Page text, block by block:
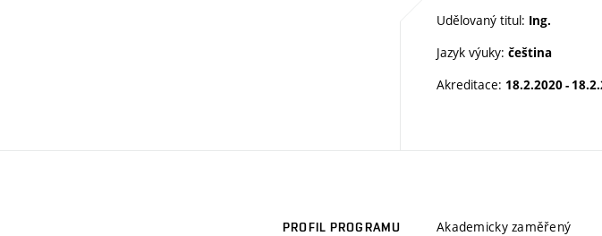
Udělovaný titul: Ing.
Jazyk výuky: čeština
Akreditace: 18.2.2020 -
PROFIL PROGRAMU Akademicky zaměřený